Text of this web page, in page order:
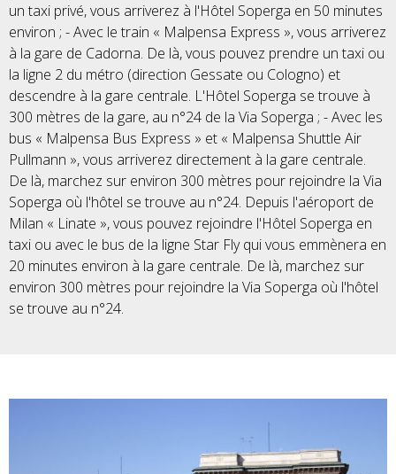
un taxi privé, vous arriverez à l'Hôtel Soperga en 50 minutes
environ ; - Avec le train « Malpensa Express », vous arriverez
à la gare de Cadorna. De là, vous pouvez prendre un taxi ou
la ligne 2 du métro (direction Gessate ou Cologno) et
descendre à la gare centrale. L'Hôtel Soperga se trouve à
300 mètres de la gare, au n°24 de la Via Soperga ; - Avec les
bus « Malpensa Bus Express » et « Malpensa Shuttle Air
Pullmann », vous arriverez directement à la gare centrale.
De là, marchez sur environ 300 mètres pour rejoindre la Via
Soperga où l'hôtel se trouve au n°24. Depuis l'aéroport de
Milan « Linate », vous pouvez rejoindre l'Hôtel Soperga en
taxi ou avec le bus de la ligne Star Fly qui vous emmènera en
20 minutes environ à la gare centrale. De là, marchez sur
environ 300 mètres pour rejoindre la Via Soperga où l'hôtel
se trouve au n°24.